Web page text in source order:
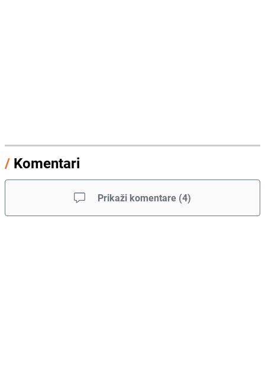
/ Komentari
Prikaži komentare (4)